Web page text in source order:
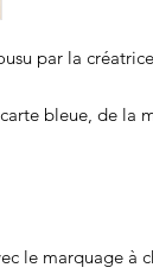
par la
bleue, de la
le marquage à